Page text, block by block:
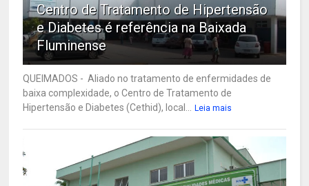
Centro de Tratamento de Hipertensão
e Diabetes é referência na Baixada
Fluminense
QUEIMADOS - Aliado no tratamento de enfermidades de
baixa complexidade, o Centro de Tratamento de
Hipertensão e Diabetes (Cethid), local...
Leia mais